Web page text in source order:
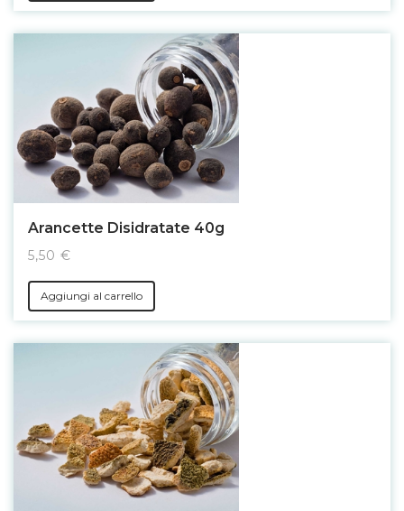
Arancette Disidratate 40g
5,50 €
Aggiungi al carrello